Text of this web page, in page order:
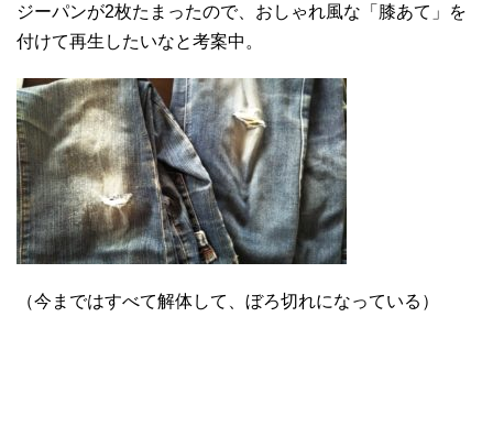
ジーパンが2枚たまったので、おしゃれ風な「膝あて」を
付けて再生したいなと考案中。
（今まではすべて解体して、ぼろ切れになっている）